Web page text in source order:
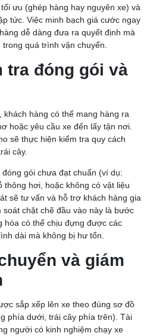
ưu (ghép hàng hay nguyên xe) và
tức. Việc minh bạch giá cước ngay
dễ dàng đưa ra quyết định mà
quá trình vận chuyển.
tra đóng gói và
khách hàng có thể mang hàng ra
hoặc yêu cầu xe đến lấy tận nơi.
sẽ thực hiện kiểm tra quy cách
cây.
gói chưa đạt chuẩn (ví dụ:
thông hơi, hoặc không có vật liệu
sẽ tư vấn và hỗ trợ khách hàng gia
soát chặt chẽ đầu vào này là bước
hóa có thể chịu đựng được các
dài mà không bị hư tổn.
và giám
sắp xếp lên xe theo đúng sơ đồ
phía dưới, trái cây phía trên). Tài
người có kinh nghiệm chạy xe